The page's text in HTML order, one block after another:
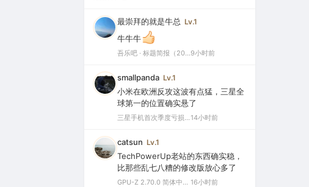
最崇拜的就是牛总 Lv.1
牛牛牛
吾乐吧 · 标题简报（2026-08-08）9小时前
smallpanda Lv.1
小米在欧洲反攻这波有点猛，三星全
球第一的位置确实悬了
三星手机首次季度亏损，中国市场仅剩0.1%份额背后的三大败因14小时前
catsun Lv.1
TechPowerUp老站的东西确实稳，
比那些乱七八糟的修改版放心多了
GPU-Z 2.70.0 简体中文汉化版（显卡测试专业的软件） 16小时前